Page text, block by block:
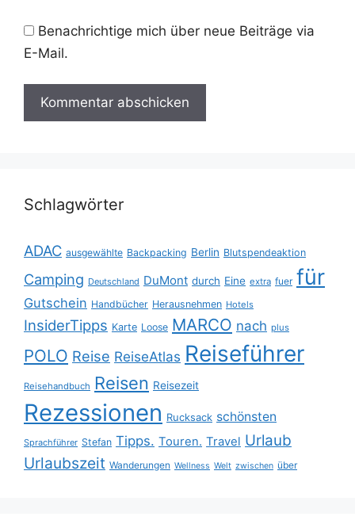
Benachrichtige mich über neue Beiträge via
E-Mail.
Schlagwörter
ADAC ausgewählte Backpacking Berlin Blutspendeaktion
Camping Deutschland DuMont durch Eine extra fuer für
Gutschein Handbücher Herausnehmen Hotels
InsiderTipps Karte Loose MARCO nach plus
POLO Reise ReiseAtlas Reiseführer
Reisehandbuch Reisen Reisezeit
Rezessionen Rucksack schönsten
Sprachführer Stefan Tipps. Touren. Travel Urlaub
Urlaubszeit Wanderungen Wellness Welt zwischen über